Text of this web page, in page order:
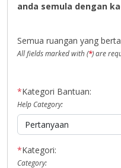
anda semula dengan
Semua ruangan yang
All fields marked with (*) are
*Kategori Bantuan:
Help Category:
*Kategori:
Category: